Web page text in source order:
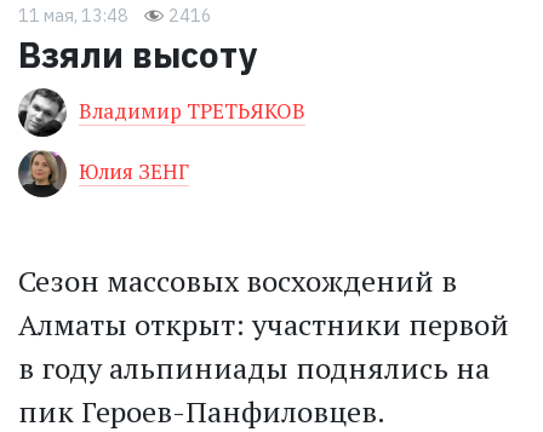
11 мая, 13:48 2416
Взяли высоту
Владимир ТРЕТЬЯКОВ
Юлия ЗЕНГ
Сезон массовых восхождений в
Алматы открыт: участники первой
в году альпиниады поднялись на
пик Героев-Панфиловцев.